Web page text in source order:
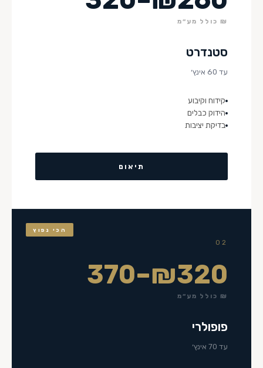
₪ כולל מע״מ
סטנדרט
עד 60 אינץ׳
קידוח וקיבוע
הידוק כבלים
בדיקת יציבות
תיאום
הכי נפוץ
02
₪320–370
₪ כולל מע״מ
פופולרי
עד 70 אינץ׳